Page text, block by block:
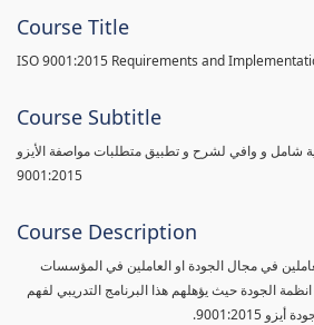
Course Title
ISO 9001:2015 Requirements and
Course Subtitle
شامل و وافي لشرح و تطبيق متطلبات مواصفة الأيزو
9001:2015
Course Description
في مجال الجودة او العاملين في المؤسسات
الجودة حيث يؤهلهم هذا البرنامج التدريبي لفهم
9001:2015.